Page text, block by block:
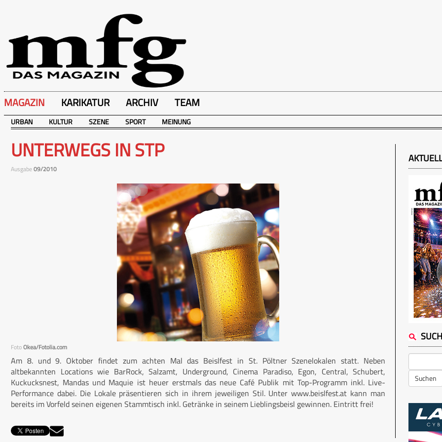
MAGAZIN KARIKATUR ARCHIV TEAM
URBAN KULTUR SZENE SPORT MEINUNG
UNTERWEGS IN STP
Ausgabe09/2010
FotoOkea/Fotolia.com
Am 8. und 9. Oktober findet zum achten Mal das Beislfest in St. Pöltner Szenelokalen statt. Neben
altbekannten Locations wie BarRock, Salzamt, Underground, Cinema Paradiso, Egon, Central, Schubert,
Kuckucksnest, Mandas und Maquie ist heuer erstmals das neue Café Publik mit Top-Programm inkl. Live-
Performance dabei. Die Lokale präsentieren sich in ihrem jeweiligen Stil. Unter www.beislfest.at kann man
bereits im Vorfeld seinen eigenen Stammtisch inkl. Getränke in seinem Lieblingsbeisl gewinnen. Eintritt frei!
Suchen